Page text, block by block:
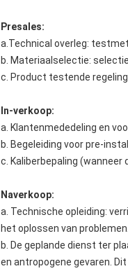
Presales:
a.Technical overleg:
b. Materiaalselectie:
c. Product testende
In-verkoop:
a. Klantenmededeling en
b. Begeleiding voor pre-
c. Kaliberbepaling
Naverkoop:
a. Technische opleiding:
het oplossen van problemen.
b. De geplande dienst ter
en antropogene gevaren.